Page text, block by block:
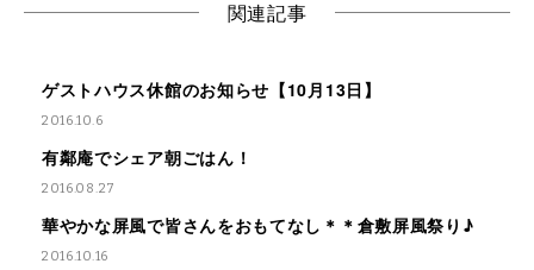
関連記事
ゲストハウス休館のお知らせ【10月13日】
2016.10.6
有鄰庵でシェア朝ごはん！
2016.08.27
華やかな屏風で皆さんをおもてなし＊＊倉敷屏風祭り♪
2016.10.16